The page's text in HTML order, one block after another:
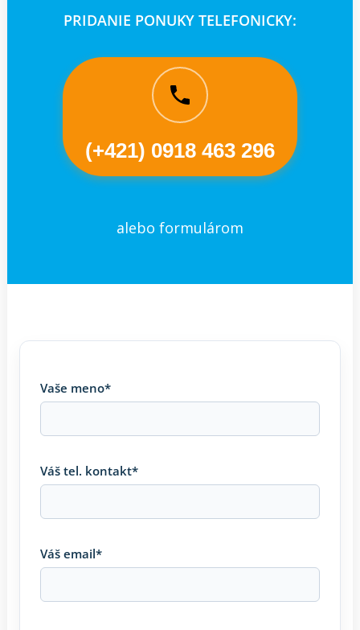
PRIDANIE PONUKY TELEFONICKY:
(+421) 0918 463 296
alebo formulárom
Vaše meno*
Váš tel. kontakt*
Váš email*